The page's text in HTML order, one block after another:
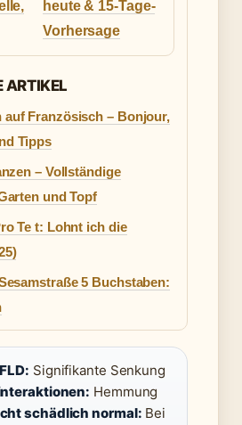
heute & 15-Tage-
Vorhersage
ARTIKEL
auf Französisch – Bonjour,
Tipps
– Vollständige
und Topf
Te t: Lohnt ich die
5 Buchstaben:
Signifikante Senkung
Hemmung
schädlich normal: Bei